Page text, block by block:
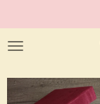
au
contenu